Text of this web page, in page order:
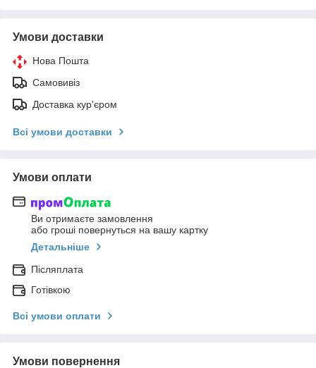
Умови доставки
Нова Пошта
Самовивіз
Доставка кур'єром
Всі умови доставки
Умови оплати
Ви отримаєте замовлення
або гроші повернуться на вашу картку
Детальніше
Післяплата
Готівкою
Всі умови оплати
Умови повернення